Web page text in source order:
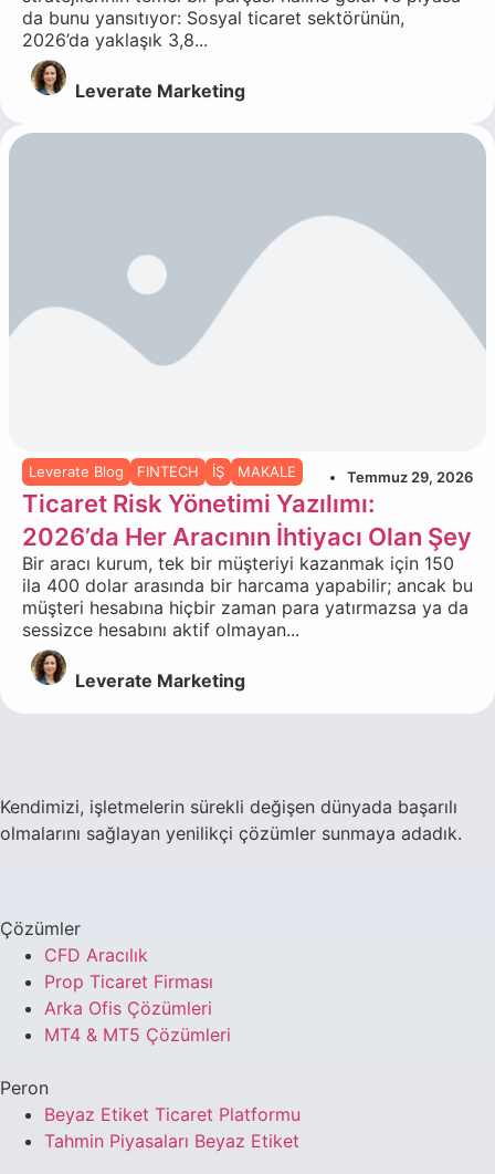
da bunu yansıtıyor: Sosyal ticaret sektörünün,
2026’da yaklaşık 3,8...
Leverate Marketing
Leverate Blog FINTECH İŞ MAKALE Temmuz 29, 2026
Ticaret Risk Yönetimi Yazılımı:
2026’da Her Aracının İhtiyacı Olan Şey
Bir aracı kurum, tek bir müşteriyi kazanmak için 150
ila 400 dolar arasında bir harcama yapabilir; ancak bu
müşteri hesabına hiçbir zaman para yatırmazsa ya da
sessizce hesabını aktif olmayan...
Leverate Marketing
Kendimizi, işletmelerin sürekli değişen dünyada başarılı
olmalarını sağlayan yenilikçi çözümler sunmaya adadık.
Çözümler
CFD Aracılık
Prop Ticaret Firması
Arka Ofis Çözümleri
MT4 & MT5 Çözümleri
Peron
Beyaz Etiket Ticaret Platformu
Tahmin Piyasaları Beyaz Etiket